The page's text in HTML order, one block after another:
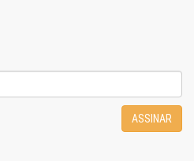
ASSINAR